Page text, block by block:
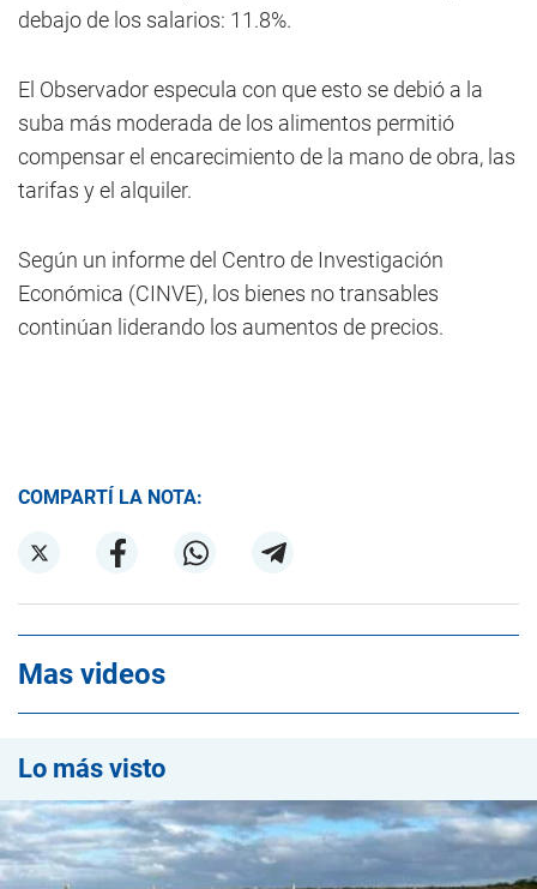
debajo de los salarios: 11.8%.
El Observador especula con que esto se debió a la
suba más moderada de los alimentos permitió
compensar el encarecimiento de la mano de obra, las
tarifas y el alquiler.
Según un informe del Centro de Investigación
Económica (CINVE), los bienes no transables
continúan liderando los aumentos de precios.
COMPARTÍ LA NOTA:
Mas videos
Lo más visto